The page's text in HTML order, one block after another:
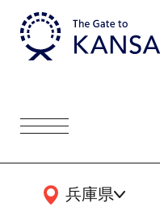
兵庫県
関西広域MAP